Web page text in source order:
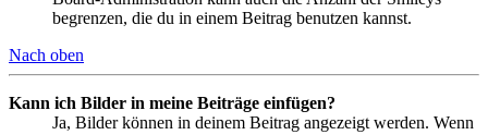
begrenzen, die du in einem Beitrag benutzen kannst.
Nach oben
Kann ich Bilder in meine Beiträge einfügen?
Ja, Bilder können in deinem Beitrag angezeigt werden. Wenn